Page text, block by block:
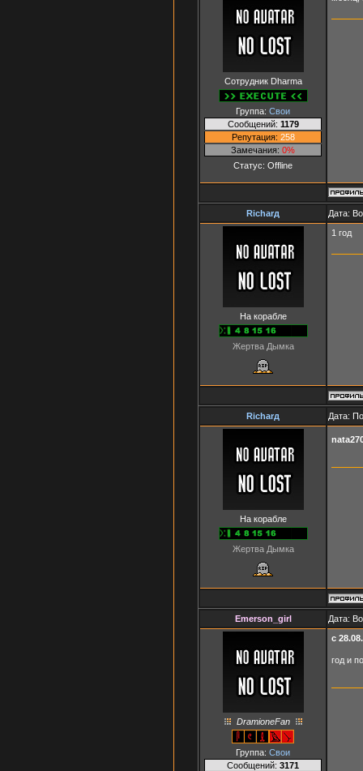
Сотрудник Dharma
Группа: Свои
Сообщений: 1179
Репутация: 258
Замечания: 0%
Статус: Offline
Richarд Дата:
На корабле
Жертва Дымка
1 год
Richarд Дата:
На корабле
Жертва Дымка
Emerson_girl Дата:
DramioneFan
Группа: Свои
Сообщений: 3171
с
год и